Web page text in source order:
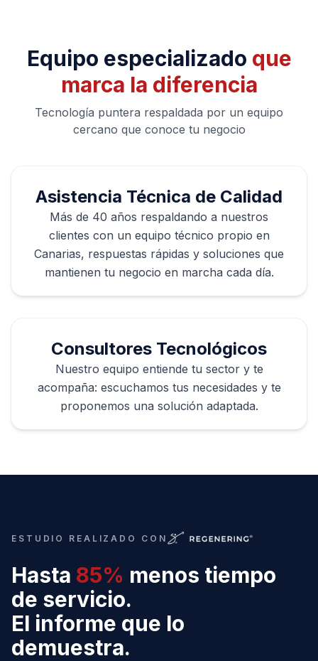
Equipo especializado que
marca la diferencia
Tecnología puntera respaldada por un equipo
cercano que conoce tu negocio
Asistencia Técnica de Calidad
Más de 40 años respaldando a nuestros
clientes con un equipo técnico propio en
Canarias, respuestas rápidas y soluciones que
mantienen tu negocio en marcha cada día.
Consultores Tecnológicos
Nuestro equipo entiende tu sector y te
acompaña: escuchamos tus necesidades y te
proponemos una solución adaptada.
ESTUDIO REALIZADO CON
Hasta 85% menos tiempo
de servicio.
El informe que lo
demuestra.